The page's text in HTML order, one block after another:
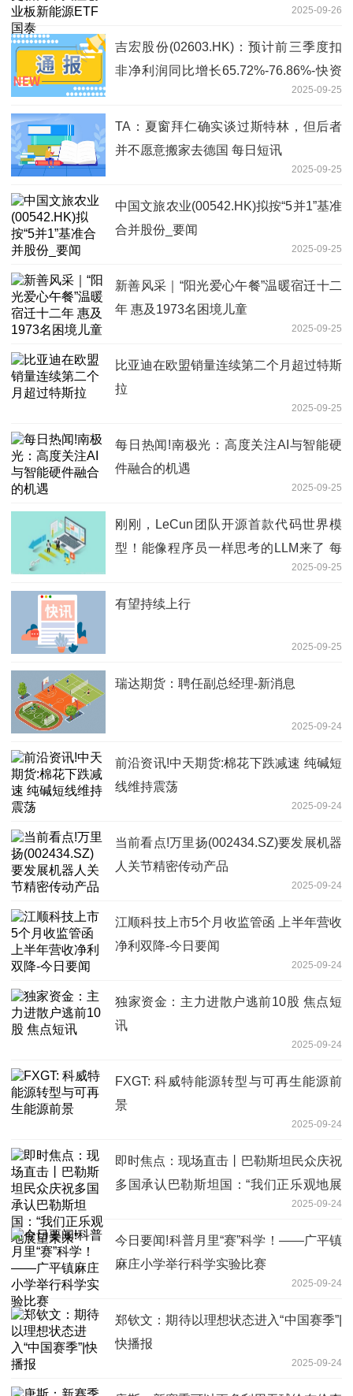
2025-09-26
吉宏股份(02603.HK)：预计前三季度扣
非净利润同比增长65.72%-76.86%-快资
2025-09-25
TA：夏窗拜仁确实谈过斯特林，但后者
并不愿意搬家去德国 每日短讯
2025-09-25
中国文旅农业(00542.HK)拟按“5并1”基准
合并股份_要闻
2025-09-25
新善风采｜“阳光爱心午餐”温暖宿迁十二
年 惠及1973名困境儿童
2025-09-25
比亚迪在欧盟销量连续第二个月超过特斯
拉
2025-09-25
每日热闻!南极光：高度关注AI与智能硬
件融合的机遇
2025-09-25
刚刚，LeCun团队开源首款代码世界模
型！能像程序员一样思考的LLM来了 每
2025-09-25
有望持续上行
2025-09-25
瑞达期货：聘任副总经理-新消息
2025-09-24
前沿资讯!中天期货:棉花下跌减速 纯碱短
线维持震荡
2025-09-24
当前看点!万里扬(002434.SZ)要发展机器
人关节精密传动产品
2025-09-24
江顺科技上市5个月收监管函 上半年营收
净利双降-今日要闻
2025-09-24
独家资金：主力进散户逃前10股 焦点短
讯
2025-09-24
FXGT: 科威特能源转型与可再生能源前
景
2025-09-24
即时焦点：现场直击丨巴勒斯坦民众庆祝
多国承认巴勒斯坦国：“我们正乐观地展
2025-09-24
今日要闻!科普月里“赛”科学！——广平镇
麻庄小学举行科学实验比赛
2025-09-24
郑钦文：期待以理想状态进入“中国赛季”|
快播报
2025-09-24